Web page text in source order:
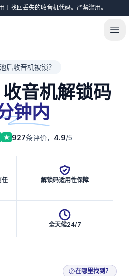
于找回丢失的收音机代码。严禁滥用。
后收音机被锁？
音机解锁码
钟内
927条评价， 4.9/5
任
解锁码适用性保障
全天候24/7
在哪里找到？